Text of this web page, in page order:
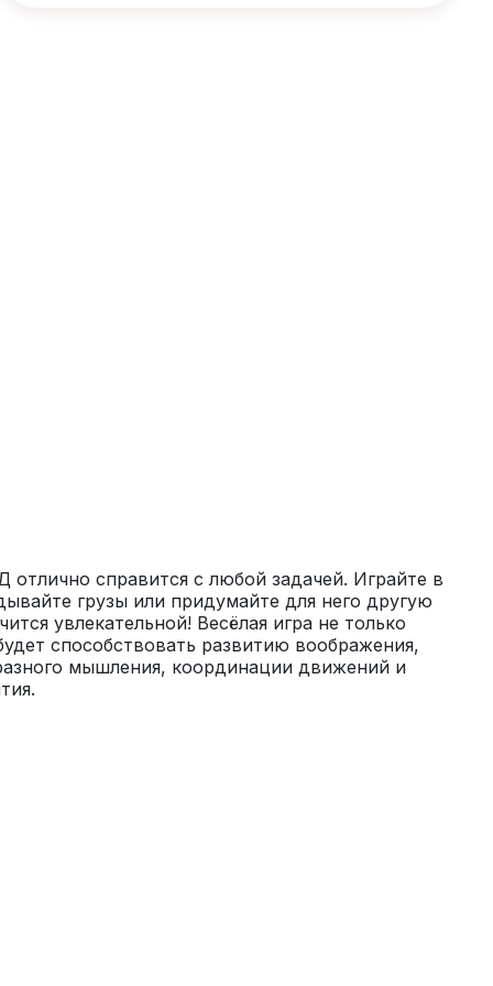
справится с любой задачей. Играйте в
грузы или придумайте для него другую
увлекательной! Весёлая игра не только
способствовать развитию воображения,
мышления, координации движений и